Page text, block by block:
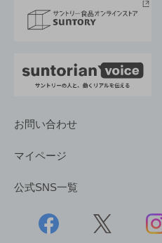
採用情報
お問い合わせ
マイページ
公式SNS一覧